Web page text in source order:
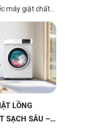
nhất!
máy giặt chất
nhiều công
và đáp ứng tốt
số gia đình
là phân khúc
bạn có thể tìm
lồng đứng và
đáng giá.
phá những lựa
LỒNG
SẠCH SÂU –